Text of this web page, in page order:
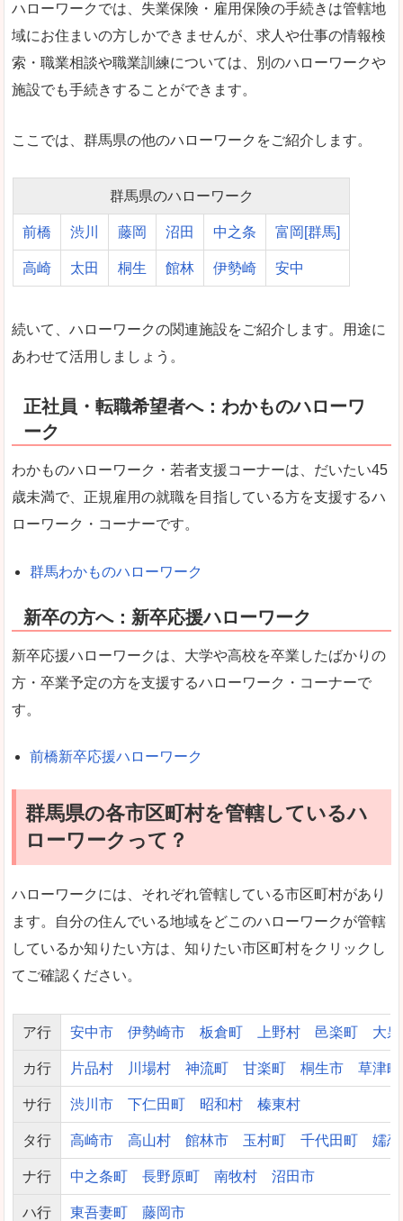
ハローワークでは、失業保険・雇用保険の手続きは管轄地
域にお住まいの方しかできませんが、求人や仕事の情報検
索・職業相談や職業訓練については、別のハローワークや
施設でも手続きすることができます。
ここでは、群馬県の他のハローワークをご紹介します。
群馬県のハローワーク
前橋 渋川 藤岡 沼田 中之条 富岡[群馬]
高崎 太田 桐生 館林 伊勢崎 安中
続いて、ハローワークの関連施設をご紹介します。用途に
あわせて活用しましょう。
正社員・転職希望者へ：わかものハローワ
ーク
わかものハローワーク・若者支援コーナーは、だいたい45
歳未満で、正規雇用の就職を目指している方を支援するハ
ローワーク・コーナーです。
群馬わかものハローワーク
新卒の方へ：新卒応援ハローワーク
新卒応援ハローワークは、大学や高校を卒業したばかりの
方・卒業予定の方を支援するハローワーク・コーナーで
す。
前橋新卒応援ハローワーク
群馬県の各市区町村を管轄しているハ
ローワークって？
ハローワークには、それぞれ管轄している市区町村があり
ます。自分の住んでいる地域をどこのハローワークが管轄
しているか知りたい方は、知りたい市区町村をクリックし
てご確認ください。
ア行 安中市 伊勢崎市 板倉町 上野村 邑楽町 大
カ行 片品村 川場村 神流町 甘楽町 桐生市 草津町
サ行 渋川市 下仁田町 昭和村 榛東村
タ行 高崎市 高山村 館林市 玉村町 千代田町 嬬
ナ行 中之条町 長野原町 南牧村 沼田市
ハ行 東吾妻町 藤岡市